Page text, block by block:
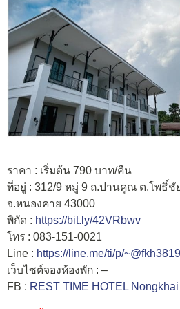
ราคา : เริ่มต้น 790 บาท/คืน
ที่อยู่ : 312/9 หมู่ 9 ถ.ปานคูณ ต.โพธิ์ชั
จ.หนองคาย 43000
พิกัด : https://bit.ly/42VRbwv
โทร : 083-151-0021
Line : https://line.me/ti/p/
เว็บไซต์จองห้องพัก : –
FB : REST TIME HOTEL Nongkhai